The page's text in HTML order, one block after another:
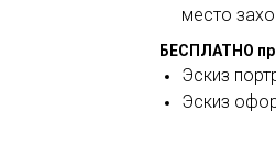
место
БЕСПЛАТНО
Эскиз
Эскиз